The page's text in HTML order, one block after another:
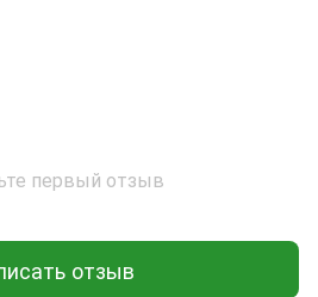
первый отзыв
отзыв